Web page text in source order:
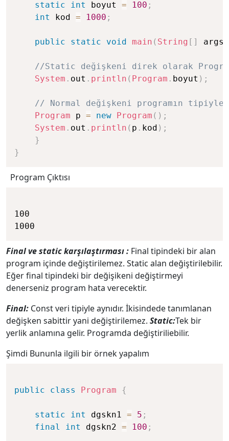
static int boyut = 100 ;
int
kod = 1000 ;
public static void main ( String [ ] args
//Static değişkeni direk olarak
System . out . println ( Program . boyut ) ;
// Normal değişkeni programın tipiyle
Program p = new Program ( ) ;
System . out . println ( p . kod ) ;
}
}
Program Çıktısı
100
Final ve static karşılaştırması : Final tipindeki bir alan
program içinde değiştirilemez. Static alan değiştirilebilir.
Eğer final tipindeki bir değişikeni değiştirmeyi
denerseniz program hata verecektir.
Final: Const veri tipiyle aynıdır. İkisindede tanımlanan
değişken sabittir yani değiştirilemez. Static:Tek bir
yerlik anlamına gelir. Programda değiştiriliebilir.
Şimdi Bununla ilgili bir örnek yapalım
public class Program {
static int dgskn1 = 5 ;
final
int dgskn2 = 100 ;